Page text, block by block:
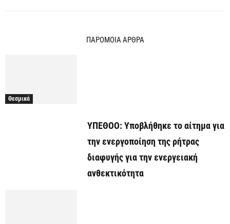
ΠΑΡΟΜΟΙΑ ΑΡΘΡΑ
Θεσμικά
ΥΠΕΘΟΟ: Υποβλήθηκε το αίτημα για
την ενεργοποίηση της ρήτρας
διαφυγής για την ενεργειακή
ανθεκτικότητα